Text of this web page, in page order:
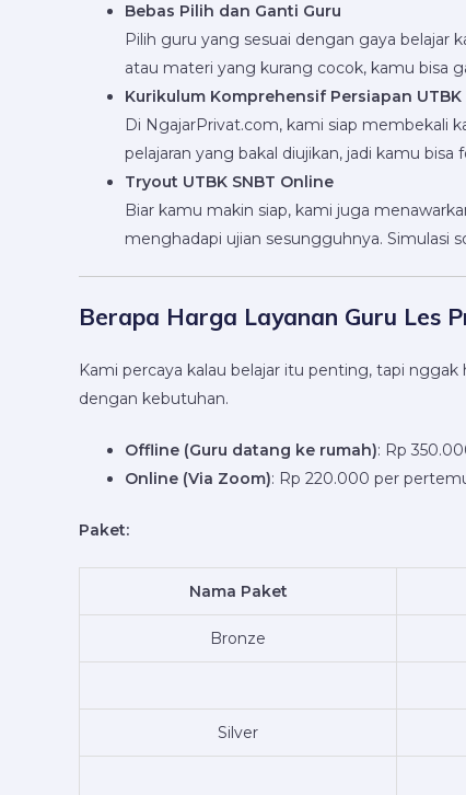
Bebas Pilih dan Ganti Guru
Pilih guru yang sesuai dengan gaya belajar
atau materi yang kurang cocok, kamu bisa
Kurikulum Komprehensif Persiapan UTBK
Di NgajarPrivat.com, kami siap membekali
pelajaran yang bakal diujikan, jadi kamu
Tryout UTBK SNBT Online
Biar kamu makin siap, kami juga
menghadapi ujian sesungguhnya. Simulasi
Berapa Harga Layanan Guru Les
Kami percaya kalau belajar itu penting, tapi
dengan kebutuhan.
Offline (Guru datang ke rumah): Rp
Online (Via Zoom): Rp 220.000 per
Paket:
Nama Paket
Bronze
Silver